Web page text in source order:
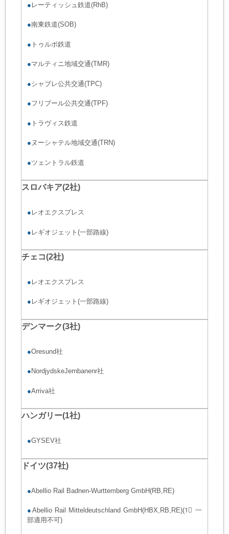
● レーティッシュ鉄道(RhB)
●南東鉄道(SOB)
● トゥルボ鉄道
●マルティニ地域交通(TMR)
●シャブレ公共交通(TPC)
●フリブール公共交通(TPF)
● トラヴィス鉄道
● ヌーシャテル地域交通(TRN)
●ツェントラル鉄道
スロバキア(2社)
● レオエクスプレス
● レギオジェット(一部路線)
チェコ(2社)
● レオエクスプレス
● レギオジェット(一部路線)
デンマーク(3社)
●Oresund社
● NordjydskeJernbanenr社
●Arriva社
ハンガリー(1社)
●GYSEV社
ドイツ(37社)
●Abellio Rail Badnen-Wurttemberg GmbH(RB,RE)
● Abellio Rail Mitteldeutschland GmbH(HBX,RB,RE)(1⃣ 一
部適用不可)